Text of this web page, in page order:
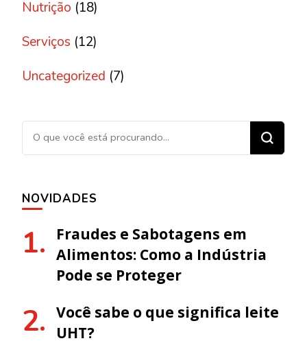
Nutrição (18)
Serviços (12)
Uncategorized (7)
Procurando algo?
NOVIDADES
Fraudes e Sabotagens em
Alimentos: Como a Indústria
Pode se Proteger
Você sabe o que significa leite
UHT?